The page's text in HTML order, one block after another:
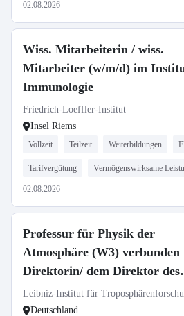
02.08.2026
Wiss. Mitarbeiterin / wiss.
Mitarbeiter (w/m/d) im
Immunologie
Friedrich-Loeffler-Institut
Insel Riems
Vollzeit Teilzeit Weiterbildungen
Tarifvergütung Vermögenswirksame
02.08.2026
Professur für Physik der
Atmosphäre (W3)
Direktorin/ dem Direktor des
TROPOS
Leibniz-Institut für
Deutschland